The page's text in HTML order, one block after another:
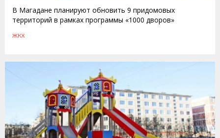
В Магадане планируют обновить 9 придомовых
территорий в рамках программы «1000 дворов»
ЖКХ